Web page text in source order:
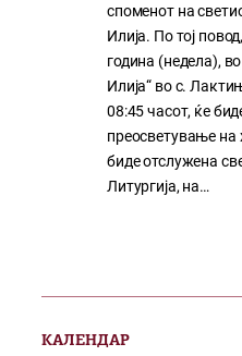
споменот на
Илија. По тој
година (недела),
Илија“ во с.
08:45 часот, ќе
преосветување на
биде отслужена
Литургија, на…
КАЛЕНДАР